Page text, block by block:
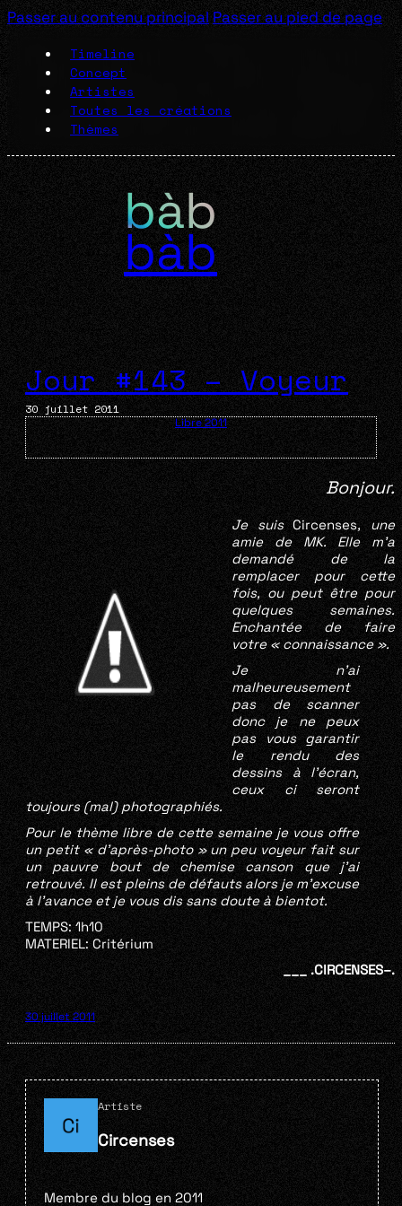
Passer au contenu principal Passer au pied de page
Timeline
Concept
Artistes
Toutes les créations
Thèmes
bàb
Jour #143 – Voyeur
30 juillet 2011
Libre 2011
Bonjour.
Je suisCircenses, une
amie de MK. Elle m’a
demandé de la
remplacer pour cette
fois, ou peut être pour
quelques semaines.
Enchantée de faire
votre « connaissance ».
Je n’ai
malheureusement
pas de scanner
donc je ne peux
pas vous garantir
le rendu des
dessins à l’écran,
ceux ci seront
toujours (mal) photographiés.
Pour le thème libre de cette semaine je vous offre
un petit « d’après-photo » un peu voyeur fait sur
un pauvre bout de chemise canson que j’ai
retrouvé. Il est pleins de défauts alors je m’excuse
à l’avance et je vous dis sans doute à bientot.
TEMPS: 1h10
MATERIEL: Critérium
___ .CIRCENSES–.
30 juillet 2011
Artiste
Circenses
Membre du blog en 2011